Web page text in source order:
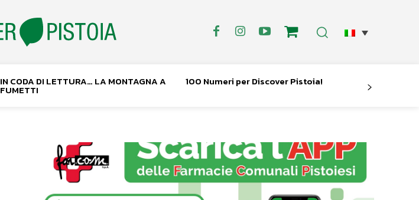
IN CODA DI LETTURA… LA MONTAGNA A
FUMETTI
100 Numeri per Discover Pistoia!